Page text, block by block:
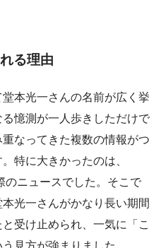
る理由
本光一さんの名前が広く挙
憶測が一人歩きしただけで
なってきた複数の情報がつ
特に大きかったのは、
のニュースでした。そこで
光一さんがかなり長い期間
受け止められ、一気に「こ
見方が強まりました。